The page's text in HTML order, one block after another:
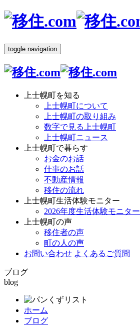
toggle navigation
上士幌町を知る
上士幌町について
上士幌町の取り組み
数字で見る上士幌町
上士幌町ニュース
上士幌町で暮らす
お金のお話
仕事のお話
不動産情報
移住の流れ
上士幌町生活体験モニター
2026年度生活体験モニター
上士幌町の声
移住者の声
町の人の声
お問い合わせ よくあるご質問
ブログ
blog
ホーム
ブログ